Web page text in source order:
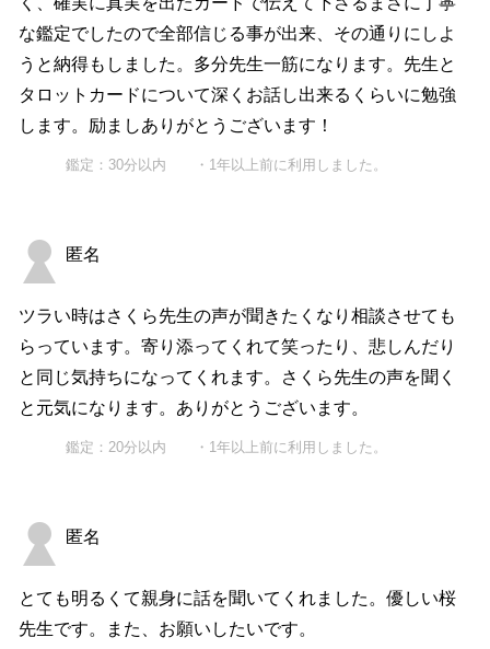
な鑑定でしたので全部信じる事が出来、その通りにしよ
うと納得もしました。多分先生一筋になります。先生と
タロットカードについて深くお話し出来るくらいに勉強
します。励ましありがとうございます！
鑑定：30分以内 ・1年以上前に利用しました。
匿名
ツラい時はさくら先生の声が聞きたくなり相談させても
らっています。寄り添ってくれて笑ったり、悲しんだり
と同じ気持ちになってくれます。さくら先生の声を聞く
と元気になります。ありがとうございます。
鑑定：20分以内 ・1年以上前に利用しました。
匿名
とても明るくて親身に話を聞いてくれました。優しい桜
先生です。また、お願いしたいです。